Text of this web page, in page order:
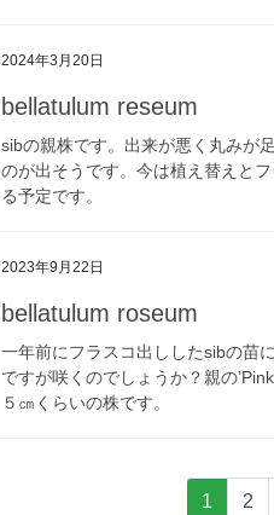
2024年3月20日
bellatulum reseum
sibの親株です。出来が悪く丸みが
のが出そうです。今は植え替えと
る予定です。
2023年9月22日
bellatulum roseum
一年前にフラスコ出ししたsibの苗
ですが咲くのでしょうか？親の
５㎝くらいの株です。
固
1
固
2